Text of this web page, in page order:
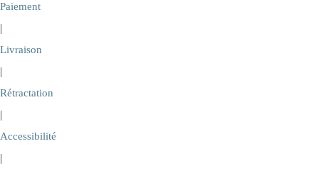
Paiement
|
Livraison
|
Rétractation
|
Accessibilité
|